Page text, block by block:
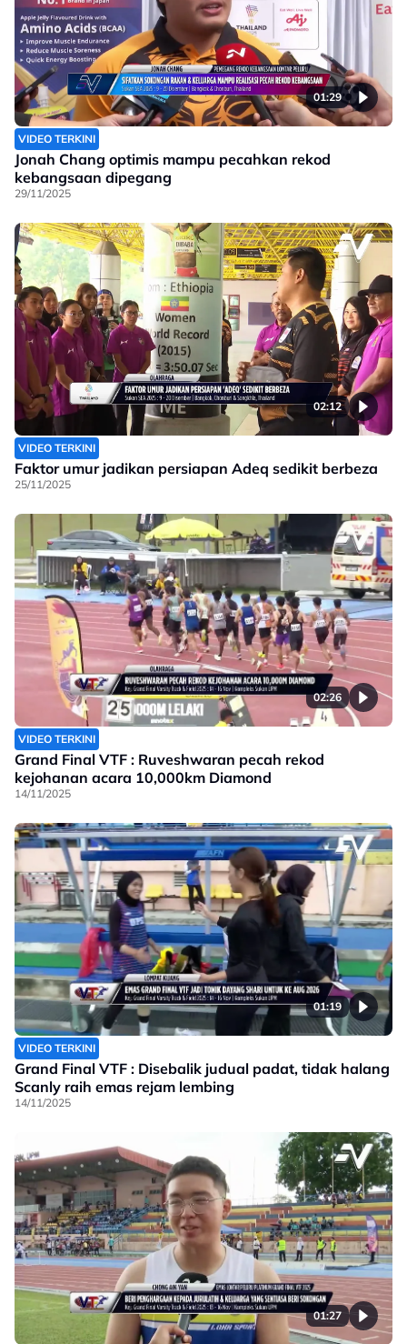
01:29
VIDEO TERKINI
Jonah Chang optimis mampu pecahkan rekod
kebangsaan dipegang
29/11/2025
02:12
VIDEO TERKINI
Faktor umur jadikan persiapan Adeq sedikit berbeza
25/11/2025
02:26
VIDEO TERKINI
Grand Final VTF : Ruveshwaran pecah rekod
kejohanan acara 10,000km Diamond
14/11/2025
01:19
VIDEO TERKINI
Grand Final VTF : Disebalik judual padat, tidak halang
Scanly raih emas rejam lembing
14/11/2025
01:27